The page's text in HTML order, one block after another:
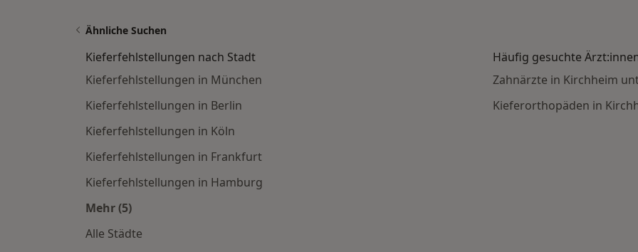
Ähnliche Suchen
Kieferfehlstellungen nach Stadt
Kieferfehlstellungen in München
Kieferfehlstellungen in Berlin
Kieferfehlstellungen in Köln
Kieferfehlstellungen in Frankfurt
Kieferfehlstellungen in Hamburg
Mehr (5)
Alle Städte
Häufig gesuchte
Zahnärzte in Kirchheim
Kieferorthopäden in